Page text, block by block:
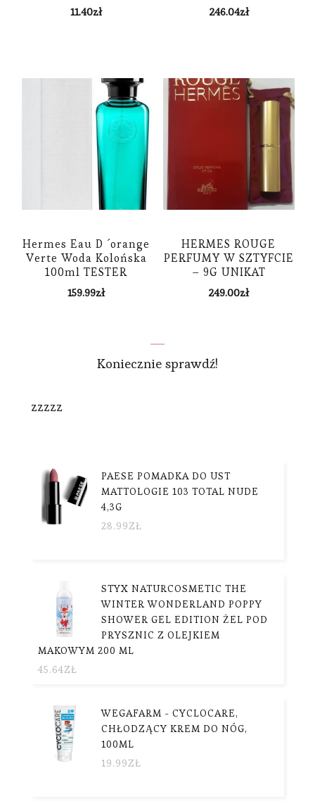
11.40zł 246.04zł
Hermes Eau D ´orange
Verte Woda Kolońska
100ml TESTER
159.99zł
HERMES ROUGE
PERFUMY W SZTYFCIE
– 9G UNIKAT
249.00zł
Koniecznie sprawdź!
zzzzz
PAESE POMADKA DO UST
MATTOLOGIE 103 TOTAL NUDE
4,3G
28.99ZŁ
STYX NATURCOSMETIC THE
WINTER WONDERLAND POPPY
SHOWER GEL EDITION ŻEL POD
PRYSZNIC Z OLEJKIEM
MAKOWYM 200 ML
45.64ZŁ
WEGAFARM - CYCLOCARE,
CHŁODZĄCY KREM DO NÓG,
100ML
19.99ZŁ